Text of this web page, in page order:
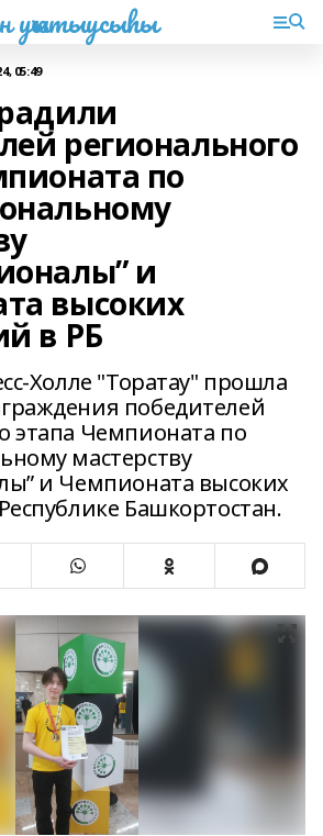
уҡытыусыһы
05:49
регионального
по
и
высоких
в РБ
Холле "Торатау" прошла
победителей
этапа Чемпионата по
мастерству
и Чемпионата высоких
Башкортостан.